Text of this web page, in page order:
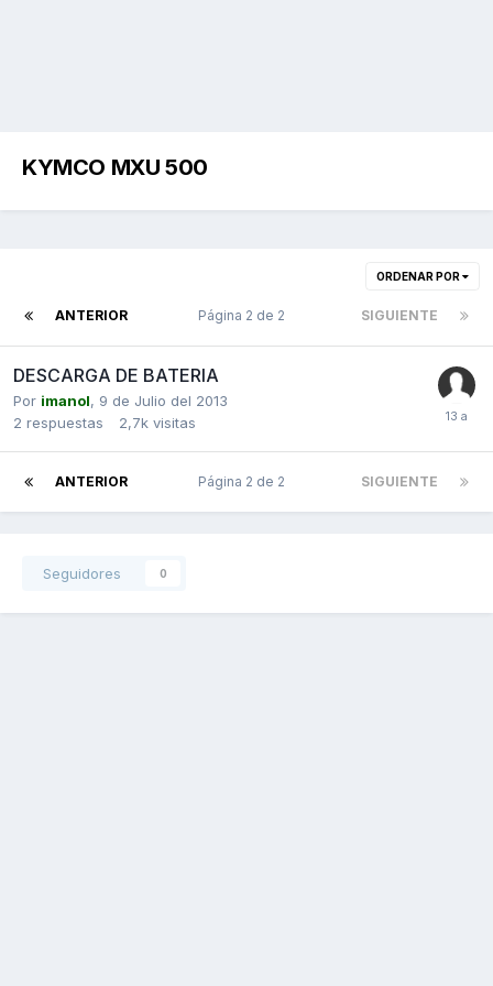
KYMCO MXU 500
ORDENAR POR
ANTERIOR SIGUIENTE
Página 2 de 2
DESCARGA DE BATERIA
Por imanol, 9 de Julio del 2013
2 respuestas 2,7k visitas
ANTERIOR SIGUIENTE
Página 2 de 2
Seguidores 0